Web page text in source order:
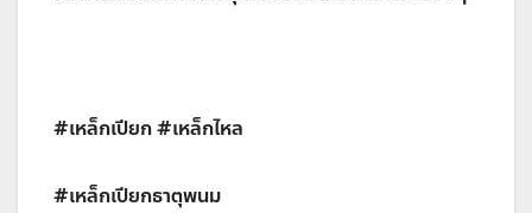
#เหล็กเปียก #เหล็กไหล
#เหล็กเปียกธาตุพนม